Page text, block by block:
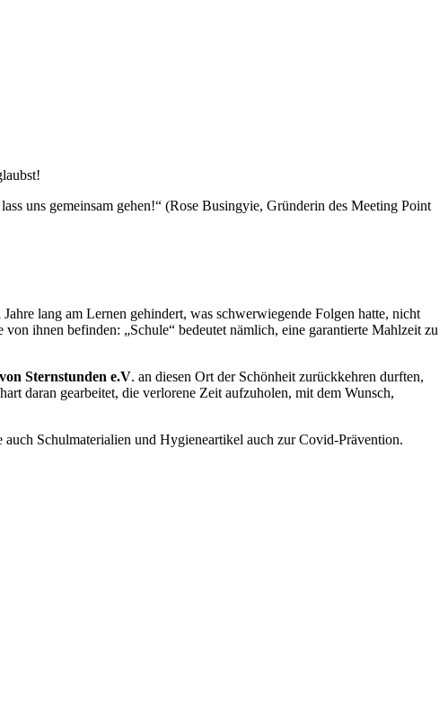
uns gemeinsam gehen!“ (Rose Busingyie, Gründerin des Meeting Point
lang am Lernen gehindert, was schwerwiegende Folgen hatte, nicht
ihnen befinden: „Schule“ bedeutet nämlich, eine garantierte Mahlzeit zu
Sternstunden e.V. an diesen Ort der Schönheit zurückkehren durften,
daran gearbeitet, die verlorene Zeit aufzuholen, mit dem Wunsch,
Schulmaterialien und Hygieneartikel auch zur Covid-Prävention.